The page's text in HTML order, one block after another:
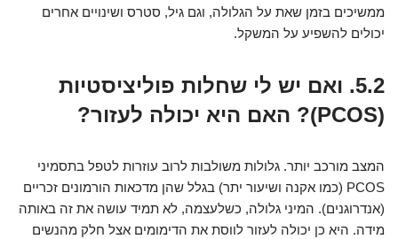
ממשיכים בזמן שאת על הגלולה, וגם גיל, סטרס ושינויים אחרים
יכולים להשפיע על המשקל.
5.2. ואם יש לי שחלות פוליציסטיות
(PCOS)? האם היא יכולה לעזור?
המצב מורכב יותר. גלולות משולבות לרוב עוזרות לטפל בתסמיני
PCOS (כמו אקנה ושיעור יתר) בגלל שהן מדכאות הורמונים זכריים
(אנדרוגנים). המיני גלולה, כשלעצמה, לא תמיד עושה את זה באותה
מידה. היא כן יכולה לעזור לווסת את הדימומים אצל חלק מהנשים